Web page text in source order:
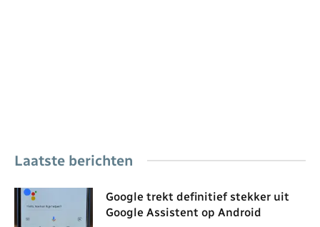
Laatste berichten
Google trekt definitief stekker uit
Google Assistent op Android